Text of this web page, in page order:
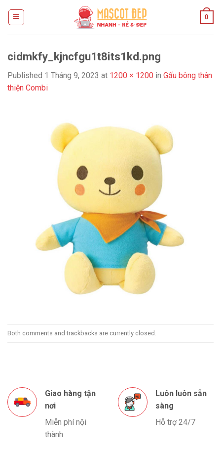
0
cidmkfy_kjncfgu1t8its1kd.png
Published 1 Tháng 9, 2023 at 1200 × 1200 in Gấu bông thân
thiện Combi
Both comments and trackbacks are currently closed.
Giao hàng tận
nơi
Miễn phí nội
thành
Luôn luôn sẵn
sàng
Hỗ trợ 24/7